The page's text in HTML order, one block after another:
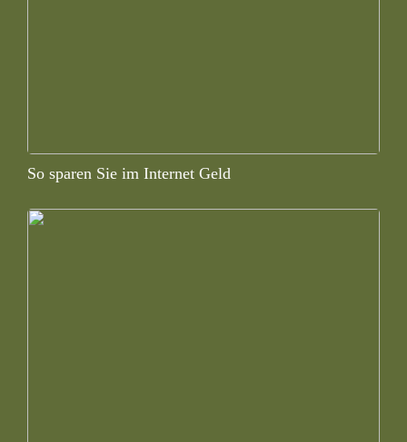
So sparen Sie im Internet Geld